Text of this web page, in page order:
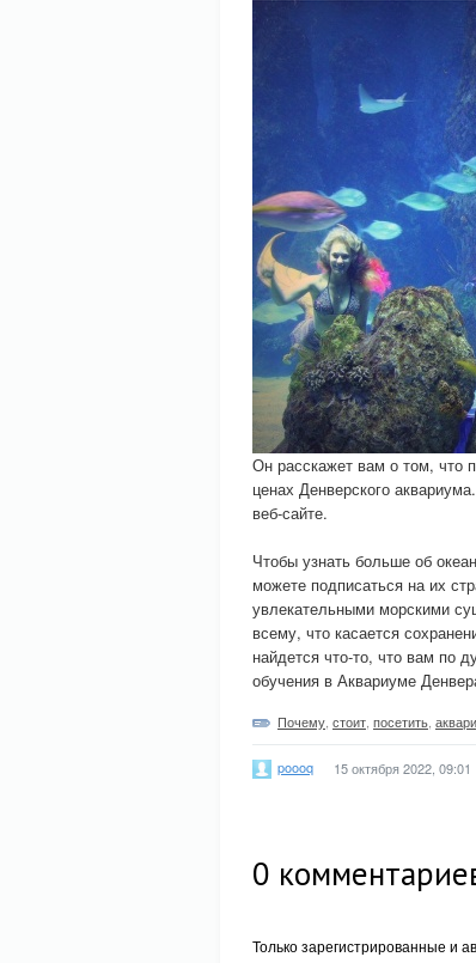
Он расскажет вам о том, что
ценах Денверского
веб-сайте.
Чтобы узнать больше об
можете подписаться на их
увлекательными морскими
всему, что касается
найдется что-то, что вам по
обучения в Аквариуме
Почему стоит посетить
poooq 15 октября 2022, 09:01
0
Только зарегистрированные и